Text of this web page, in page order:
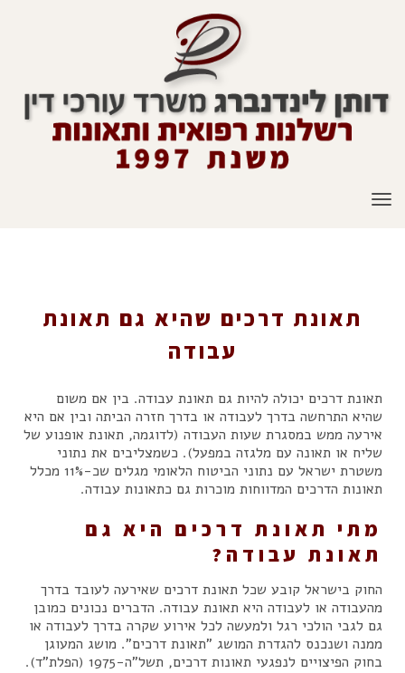
תפריט
תאונת דרכים שהיא גם תאונת
עבודה
תאונת דרכים יכולה להיות גם תאונת עבודה. בין אם משום
שהיא התרחשה בדרך לעבודה או בדרך חזרה הביתה ובין אם היא
אירעה ממש במסגרת שעות העבודה (לדוגמה, תאונת אופנוע של
שליח או תאונה עם מלגזה במפעל). כשמצליבים את נתוני
משטרת ישראל עם נתוני הביטוח הלאומי מגלים שכ-11% מכלל
תאונות הדרכים המדווחות מוכרות גם כתאונות עבודה.
מתי תאונת דרכים היא גם
תאונת עבודה?
החוק בישראל קובע שכל תאונת דרכים שאירעה לעובד בדרך
מהעבודה או לעבודה היא תאונת עבודה. הדברים נכונים כמובן
גם לגבי הולכי רגל ולמעשה לכל אירוע שקרה בדרך לעבודה או
ממנה ושנכנס להגדרת המושג "תאונת דרכים". מושג המעוגן
בחוק הפיצויים לנפגעי תאונות דרכים, תשל"ה-1975 (הפלת"ד).